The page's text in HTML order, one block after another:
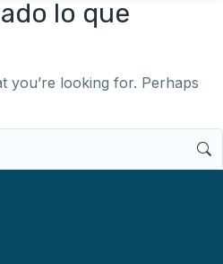
lo que
you’re looking for. Perhaps